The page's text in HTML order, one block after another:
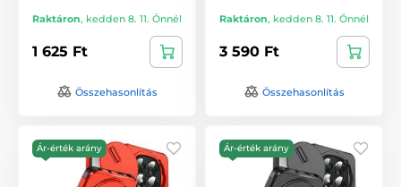
Raktáron, kedden 8. 11. Önnél
1 625 Ft
Összehasonlítás
Raktáron, kedden 8. 11. Önnél
3 590 Ft
Összehasonlítás
Ár-érték arány Ár-érték arány